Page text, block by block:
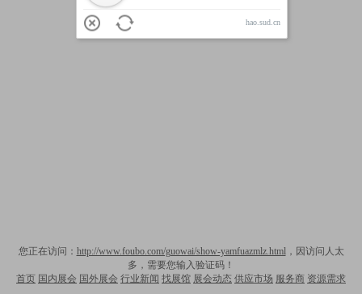
您正在访问： http://www.foubo.com/guowai/show-yamfuazmlz.html，因访问人太
多，需要您输入验证码！
首页 国内展会 国外展会 行业新闻 找展馆 展会动态 供应市场 服务商 资源需求
hao.sud.cn